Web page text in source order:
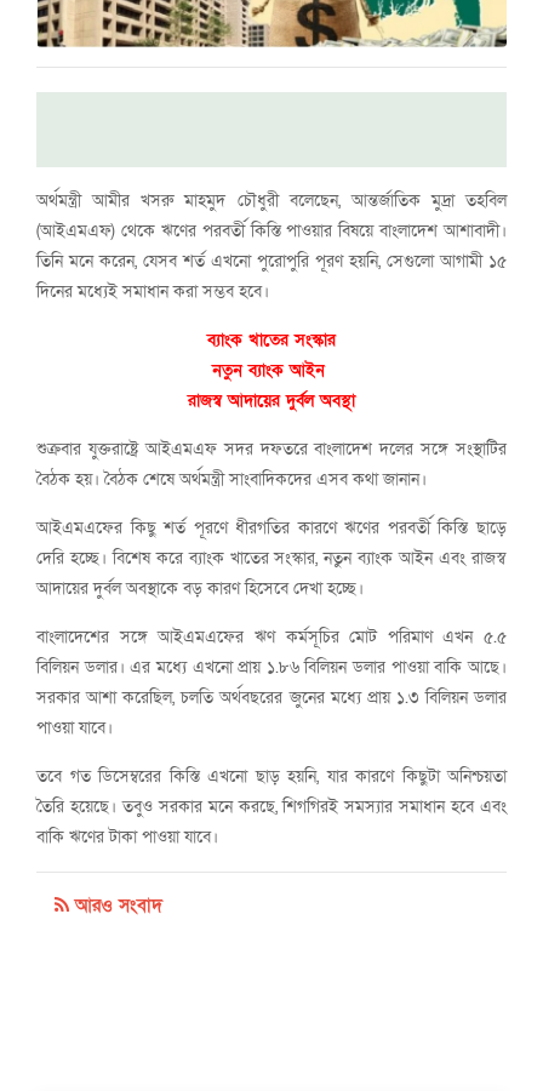
অর্থমন্ত্রী আমীর খসরু মাহমুদ চৌধুরী বলেছেন, আন্তর্জাতিক মুদ্রা তহবিল
(আইএমএফ) থেকে ঋণের পরবর্তী কিস্তি পাওয়ার বিষয়ে বাংলাদেশ আশাবাদী।
তিনি মনে করেন, যেসব শর্ত এখনো পুরোপুরি পূরণ হয়নি, সেগুলো আগামী ১৫
দিনের মধ্যেই সমাধান করা সম্ভব হবে।
ব্যাংক খাতের সংস্কার
নতুন ব্যাংক আইন
রাজস্ব আদায়ের দুর্বল অবস্থা
শুক্রবার যুক্তরাষ্ট্রে আইএমএফ সদর দফতরে বাংলাদেশ দলের সঙ্গে সংস্থাটির
বৈঠক হয়। বৈঠক শেষে অর্থমন্ত্রী সাংবাদিকদের এসব কথা জানান।
আইএমএফের কিছু শর্ত পূরণে ধীরগতির কারণে ঋণের পরবর্তী কিস্তি ছাড়ে
দেরি হচ্ছে। বিশেষ করে ব্যাংক খাতের সংস্কার, নতুন ব্যাংক আইন এবং রাজস্ব
আদায়ের দুর্বল অবস্থাকে বড় কারণ হিসেবে দেখা হচ্ছে।
বাংলাদেশের সঙ্গে আইএমএফের ঋণ কর্মসূচির মোট পরিমাণ এখন ৫.৫
বিলিয়ন ডলার। এর মধ্যে এখনো প্রায় ১.৮৬ বিলিয়ন ডলার পাওয়া বাকি আছে।
সরকার আশা করেছিল, চলতি অর্থবছরের জুনের মধ্যে প্রায় ১.৩ বিলিয়ন ডলার
পাওয়া যাবে।
তবে গত ডিসেম্বরের কিস্তি এখনো ছাড় হয়নি, যার কারণে কিছুটা অনিশ্চয়তা
তৈরি হয়েছে। তবুও সরকার মনে করছে, শিগগিরই সমস্যার সমাধান হবে এবং
বাকি ঋণের টাকা পাওয়া যাবে।
আরও সংবাদ